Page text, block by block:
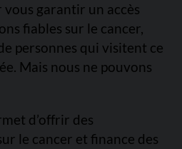
vous garantir un accès
fiables sur le cancer,
personnes qui visitent ce
Mais nous ne pouvons
d’offrir des
le cancer et finance des